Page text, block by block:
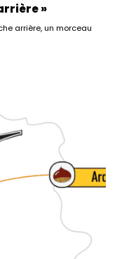
»
arrière, un morceau